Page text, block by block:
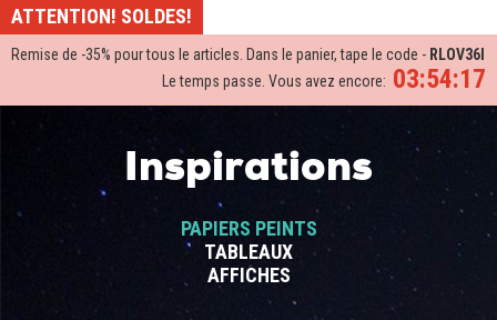
ATTENTION! SOLDES!
Remise de -35% pour tous le articles. Dans le panier, tape le code - RLOV36I
03:54:17
Le temps passe. Vous avez encore:
Inspirations
PAPIERS PEINTS
TABLEAUX
AFFICHES